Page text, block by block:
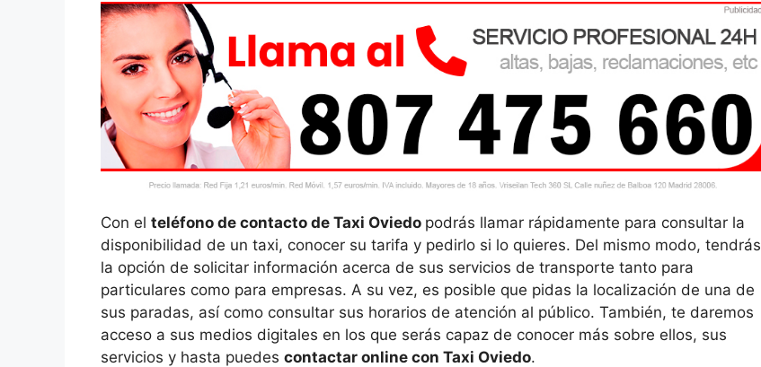
Con el teléfono de contacto de Taxi Oviedo podrás llamar rápidamente para consultar la
disponibilidad de un taxi, conocer su tarifa y pedirlo si lo quieres. Del mismo modo, tendrás
la opción de solicitar información acerca de sus servicios de transporte tanto para
particulares como para empresas. A su vez, es posible que pidas la localización de una de
sus paradas, así como consultar sus horarios de atención al público. También, te daremos
acceso a sus medios digitales en los que serás capaz de conocer más sobre ellos, sus
servicios y hasta puedes contactar online con Taxi Oviedo.